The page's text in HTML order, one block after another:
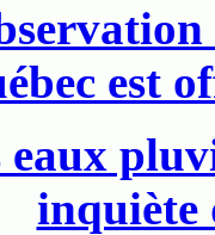
est
eaux
inquiète